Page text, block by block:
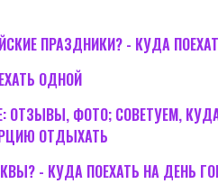
ПРАЗДНИКИ? - КУДА
ОДНОЙ
ОТЗЫВЫ, ФОТО; СОВЕТУЕМ,
ОТДЫХАТЬ
- КУДА ПОЕХАТЬ НА ДЕНЬ